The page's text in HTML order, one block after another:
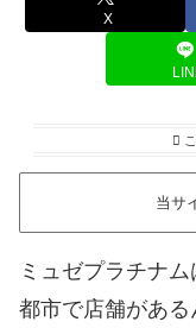
X
当サ
ミュゼプラチナ
都市で店舗があ